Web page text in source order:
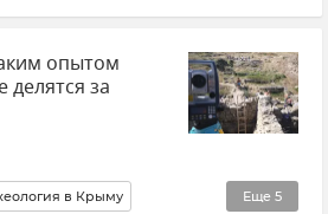
Крым и Севастополя
силы Украины)
опытом
делятся за
Еще 5
в Крыму